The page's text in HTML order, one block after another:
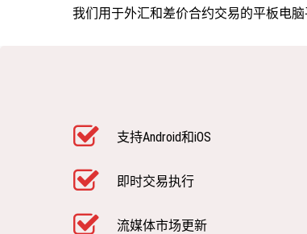
我们用于外汇和差价合约交易的平板电脑
支持Android和iOS
即时交易执行
流媒体市场更新